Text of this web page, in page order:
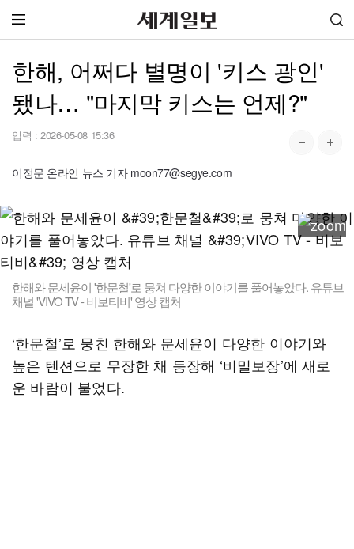
한해, 어쩌다 별명이 '키스 광인'
됐나… "마지막 키스는 언제?"
입력 : 2026-05-08 15:36
이정문 온라인 뉴스 기자 moon77@segye.com
한해와 문세윤이 '한문철'로 뭉쳐 다양한 이야기를 풀어놓았다. 유튜브
채널 'VIVO TV - 비보티비' 영상 캡처
‘한문철’로 뭉친 한해와 문세윤이 다양한 이야기와
높은 텐션으로 무장한 채 등장해 ‘비밀보장’에 새로
운 바람이 불었다.